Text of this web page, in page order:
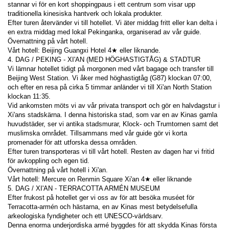
stannar vi för en kort shoppingpaus i ett centrum som visar upp
traditionella kinesiska hantverk och lokala produkter.
Efter turen återvänder vi till hotellet. Vi äter middag fritt eller kan delta i
en extra middag med lokal Pekinganka, organiserad av vår guide.
Övernattning på vårt hotell.
Vårt hotell: Beijing Guangxi Hotel 4★ eller liknande.
4. DAG / PEKING - XI'AN (MED HÖGHASTIGTÅG) & STADTUR
Vi lämnar hotellet tidigt på morgonen med vårt bagage och transfer till
Beijing West Station. Vi åker med höghastigtåg (G87) klockan 07:00,
och efter en resa på cirka 5 timmar anländer vi till Xi'an North Station
klockan 11:35.
Vid ankomsten möts vi av vår privata transport och gör en halvdagstur i
Xi'ans stadskärna. I denna historiska stad, som var en av Kinas gamla
huvudstäder, ser vi antika stadsmurar, Klock- och Trumtornen samt det
muslimska området. Tillsammans med vår guide gör vi korta
promenader för att utforska dessa områden.
Efter turen transporteras vi till vårt hotell. Resten av dagen har vi fritid
för avkoppling och egen tid.
Övernattning på vårt hotell i Xi'an.
Vårt hotell: Mercure on Renmin Square Xi'an 4★ eller liknande
5. DAG / XI'AN - TERRACOTTA ARMÉN MUSEUM
Efter frukost på hotellet ger vi oss av för att besöka muséet för
Terracotta-armén och hästarna, en av Kinas mest betydelsefulla
arkeologiska fyndigheter och ett UNESCO-världsarv.
Denna enorma underjordiska armé byggdes för att skydda Kinas första